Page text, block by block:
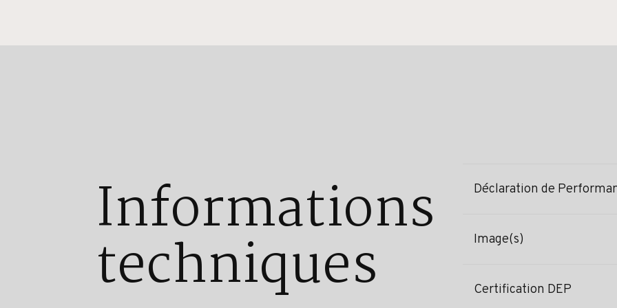
Informations
techniques
Déclaration de
Image(s)
Certification DEP